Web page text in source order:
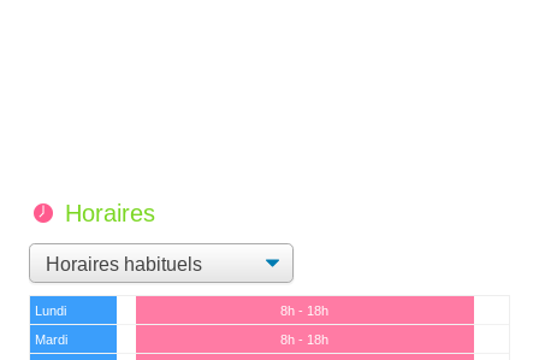
Horaires
Lundi
8h - 18h
Mardi
8h - 18h